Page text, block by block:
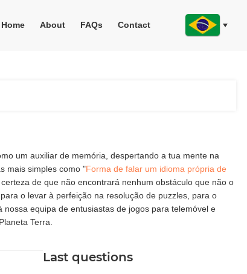
Home About FAQs Contact
um auxiliar de memória, despertando a tua mente na
mais simples como "Forma de falar um idioma própria de
de que não encontrará nenhum obstáculo que não o
o levar à perfeição na resolução de puzzles, para o
equipa de entusiastas de jogos para telemóvel e
Terra.
Last questions